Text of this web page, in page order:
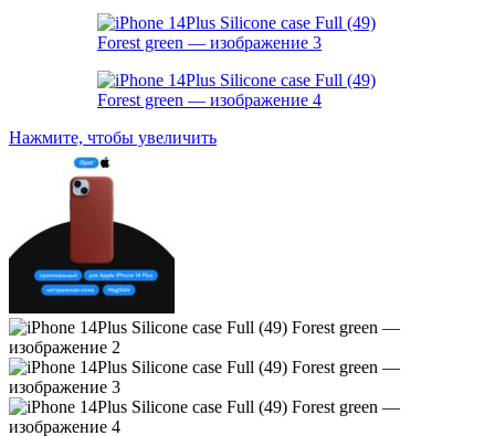
Нажмите, чтобы увеличить